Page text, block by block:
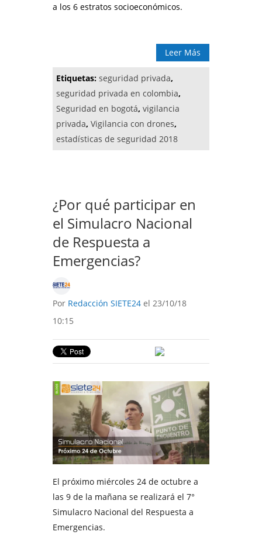
a los 6 estratos socioeconómicos.
Leer Más
Etiquetas: seguridad privada,
seguridad privada en colombia,
Seguridad en bogotá, vigilancia
privada, Vigilancia con drones,
estadísticas de seguridad 2018
¿Por qué participar en
el Simulacro Nacional
de Respuesta a
Emergencias?
Por Redacción SIETE24 el 23/10/18
10:15
El próximo miércoles 24 de octubre a
las 9 de la mañana se realizará el 7°
Simulacro Nacional del Respuesta a
Emergencias.